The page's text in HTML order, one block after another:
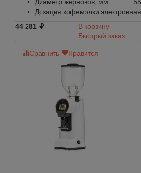
Диаметр жерновов, мм
55
Дозация кофемолки электронная
44 281
В корзину
Быстрый заказ
Сравнить Нравится